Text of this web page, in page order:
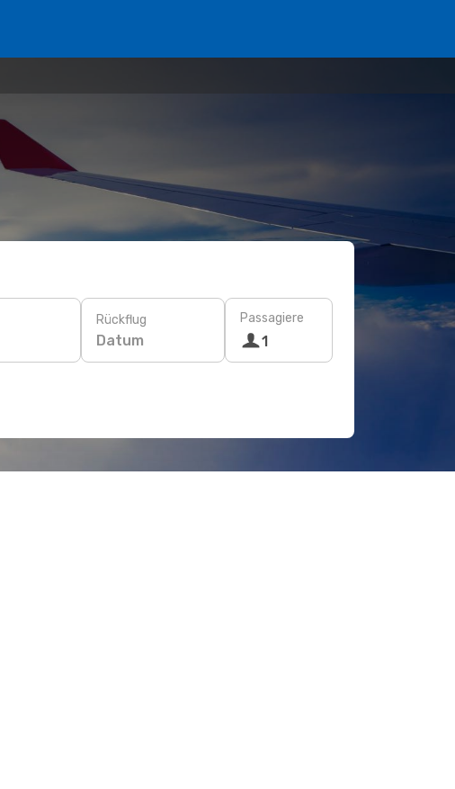
Rückflug
Datum
Passagiere
1